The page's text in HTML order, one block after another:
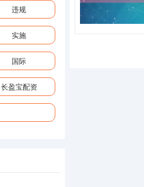
违规
实施
国际
长盈宝配资